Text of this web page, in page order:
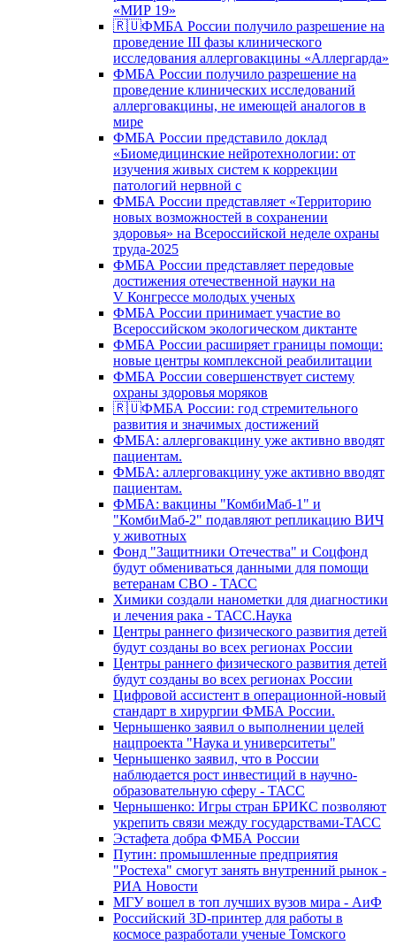
«МИР 19»
🇷🇺ФМБА России получило разрешение на
проведение III фазы клинического
исследования аллерговакцины «Аллергарда»
ФМБА России получило разрешение на
проведение клинических исследований
аллерговакцины, не имеющей аналогов в
мире
ФМБА России представило доклад
«Биомедицинские нейротехнологии: от
изучения живых систем к коррекции
патологий нервной с
ФМБА России представляет «Территорию
новых возможностей в сохранении
здоровья» на Всероссийской неделе охраны
труда-2025
ФМБА России представляет передовые
достижения отечественной науки на
V Конгрессе молодых ученых
ФМБА России принимает участие во
Всероссийском экологическом диктанте
ФМБА России расширяет границы помощи:
новые центры комплексной реабилитации
ФМБА России совершенствует систему
охраны здоровья моряков
🇷🇺ФМБА России: год стремительного
развития и значимых достижений
ФМБА: аллерговакцину уже активно вводят
пациентам.
ФМБА: аллерговакцину уже активно вводят
пациентам.
ФМБА: вакцины "КомбиМаб-1" и
"КомбиМаб-2" подавляют репликацию ВИЧ
у животных
Фонд "Защитники Отечества" и Соцфонд
будут обмениваться данными для помощи
ветеранам СВО - ТАСС
Химики создали нанометки для диагностики
и лечения рака - ТАСС.Наука
Центры раннего физического развития детей
будут созданы во всех регионах России
Центры раннего физического развития детей
будут созданы во всех регионах России
Цифровой ассистент в операционной-новый
стандарт в хирургии ФМБА России.
Чернышенко заявил о выполнении целей
нацпроекта "Наука и университеты"
Чернышенко заявил, что в России
наблюдается рост инвестиций в научно-
образовательную сферу - ТАСС
Чернышенко: Игры стран БРИКС позволяют
укрепить связи между государствами-ТАСС
Эстафета добра ФМБА России
Путин: промышленные предприятия
"Ростеха" смогут занять внутренний рынок -
РИА Новости
МГУ вошел в топ лучших вузов мира - АиФ
Российский 3D-принтер для работы в
космосе разработали ученые Томского